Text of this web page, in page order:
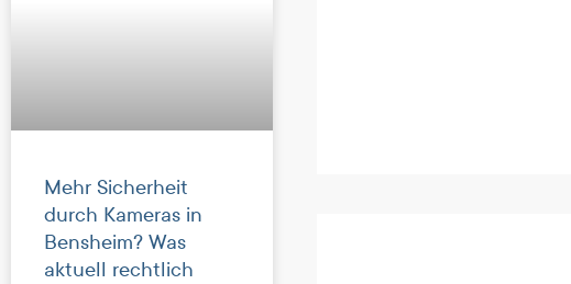
Mehr Sicherheit
durch Kameras in
Bensheim? Was
aktuell rechtlich